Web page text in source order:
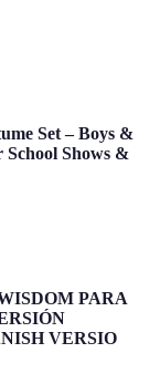
Set – Boys &
Shows &
PARA
VERSIO